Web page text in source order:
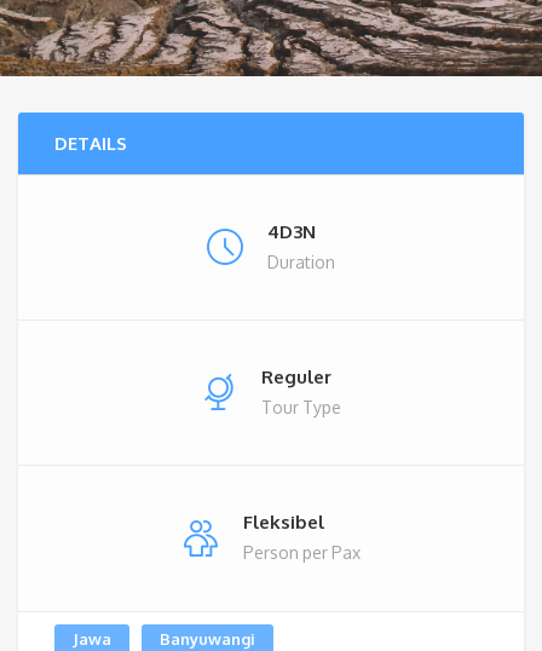
DETAILS
4D3N
Duration
Reguler
Tour Type
Fleksibel
Person per Pax
Jawa Banyuwangi